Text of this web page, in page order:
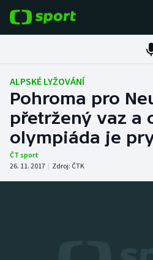
Fotbal
Hokej
Tenis
Atletika
ALPSKÉ LYŽOVÁNÍ
Pohroma pro
přetržený vaz a
olympiáda je
ČT sport
26. 11. 2017 | Zdroj: ČTK